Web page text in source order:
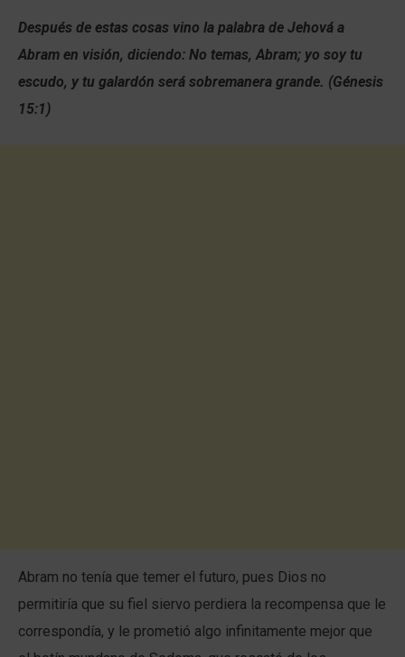
Después de estas cosas vino la palabra de Jehová a
Abram en visión, diciendo: No temas, Abram; yo soy tu
escudo, y tu galardón será sobremanera grande. (Génesis
15:1)
Abram no tenía que temer el futuro, pues Dios no
permitiría que su fiel siervo perdiera la recompensa que le
correspondía, y le prometió algo infinitamente mejor que